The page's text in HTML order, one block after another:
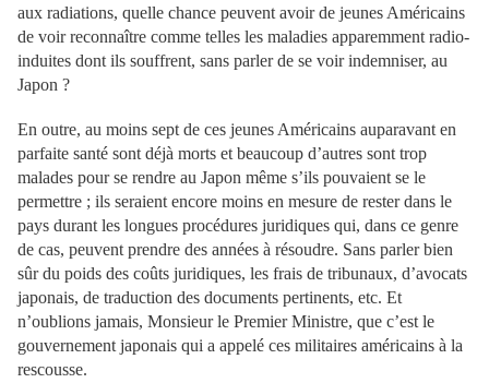
aux radiations, quelle chance peuvent avoir de jeunes Américains
de voir reconnaître comme telles les maladies apparemment radio-
induites dont ils souffrent, sans parler de se voir indemniser, au
Japon ?
En outre, au moins sept de ces jeunes Américains auparavant en
parfaite santé sont déjà morts et beaucoup d’autres sont trop
malades pour se rendre au Japon même s’ils pouvaient se le
permettre ; ils seraient encore moins en mesure de rester dans le
pays durant les longues procédures juridiques qui, dans ce genre
de cas, peuvent prendre des années à résoudre. Sans parler bien
sûr du poids des coûts juridiques, les frais de tribunaux, d’avocats
japonais, de traduction des documents pertinents, etc. Et
n’oublions jamais, Monsieur le Premier Ministre, que c’est le
gouvernement japonais qui a appelé ces militaires américains à la
rescousse.